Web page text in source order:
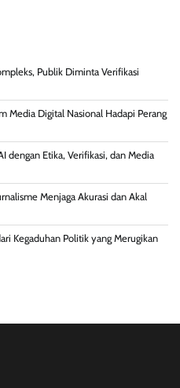
Publik Diminta Verifikasi
Media Digital Nasional Hadapi Perang
dengan Etika, Verifikasi, dan Media
Menjaga Akurasi dan Akal
Kegaduhan Politik yang Merugikan